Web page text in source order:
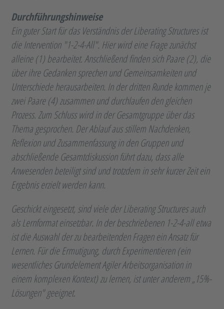
Durchführungshinweise
Ein guter Start für das Verständnis der Liberating Structures ist
die Intervention "1-2-4-All". Hier wird eine Frage zunächst
alleine (1) bearbeitet. Anschließend finden sich Paare (2), die
über ihre Gedanken sprechen und Gemeinsamkeiten und
Unterschiede herausarbeiten. In der dritten Runde kommen je
zwei Paare (4) zusammen und durchlaufen den gleichen
Prozess. Zum Schluss wird in der Gesamtgruppe über das
Thema gesprochen. Der Ablauf aus stillem Nachdenken,
Reflexion und Zusammenfassung in den Gruppen und
abschließende Gesamtdiskussion führt dazu, dass alle
Anwesenden beteiligt sind und trotzdem in sehr kurzer Zeit ein
Ergebnis erzielt werden kann.
Geschickt eingesetzt, sind viele der Liberating Structures auch
als Lernformat einsetzbar. In der beschriebenen 1-2-4-all etwa
ist die Auswahl der zu bearbeitenden Fragen ein Ansatz für
Lernen. Für die Ermutigung, durch Experimentieren (ein
wesentliches Grundelement Agiler Arbeitsorganisation in
einem komplexen Kontext) zu lernen, ist unter anderem „15%-
Lösungen" geeignet.